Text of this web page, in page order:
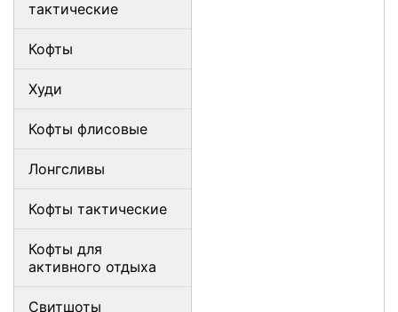
тактические
Кофты
Худи
Кофты флисовые
Лонгсливы
Кофты тактические
Кофты для
активного отдыха
Свитшоты